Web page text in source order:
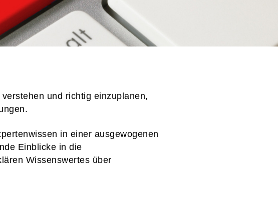
und richtig einzuplanen,
in einer ausgewogenen
Einblicke in die
Wissenswertes über